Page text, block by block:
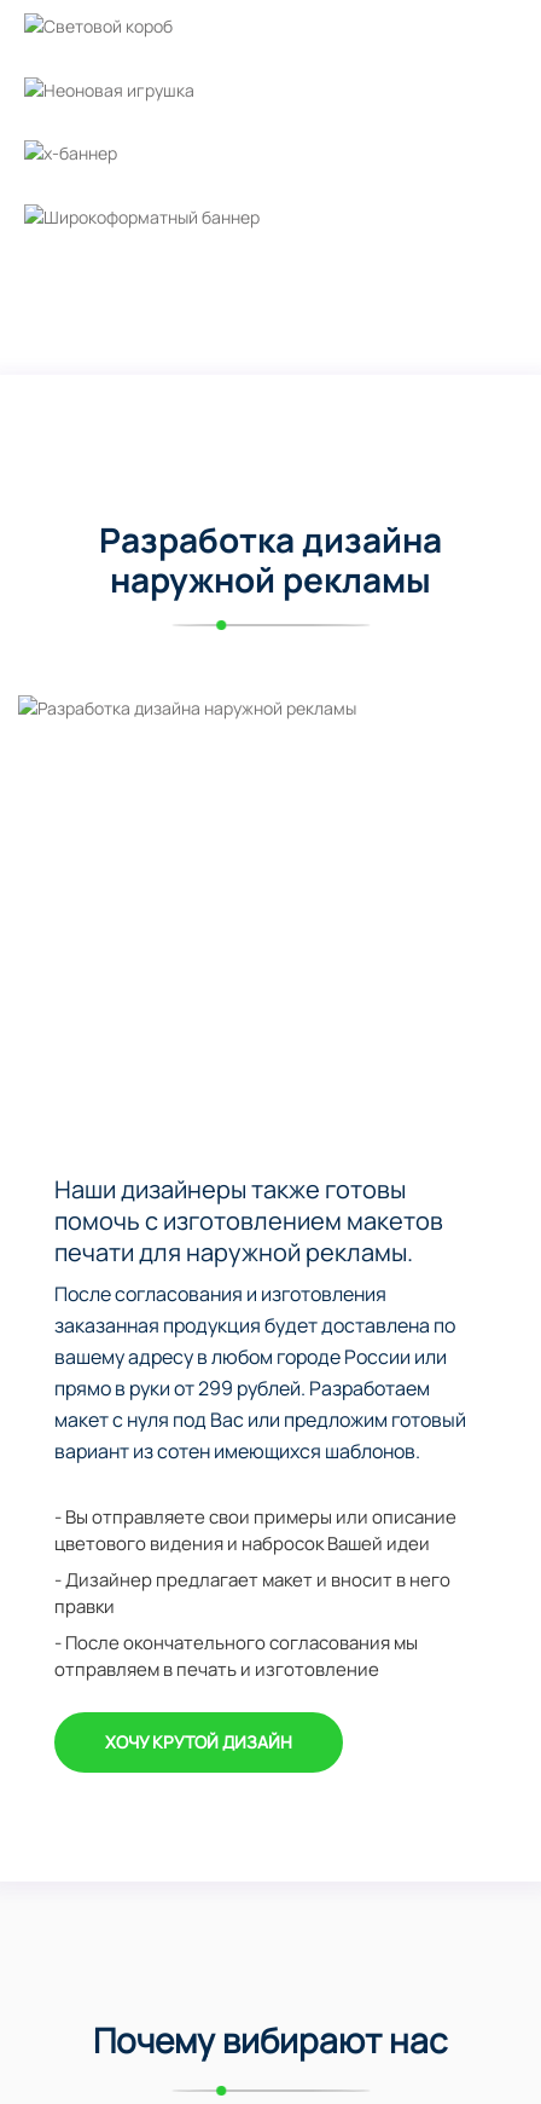
Разработка дизайна
наружной рекламы
Наши дизайнеры также готовы
помочь с изготовлением макетов
печати для наружной рекламы.
После согласования и изготовления
заказанная продукция будет доставлена по
вашему адресу в любом городе России или
прямо в руки от 299 рублей. Разработаем
макет с нуля под Вас или предложим готовый
вариант из сотен имеющихся шаблонов.
- Вы отправляете свои примеры или описание
цветового видения и набросок Вашей идеи
- Дизайнер предлагает макет и вносит в него
правки
- После окончательного согласования мы
отправляем в печать и изготовление
ХОЧУ КРУТОЙ ДИЗАЙН
Почему вибирают нас